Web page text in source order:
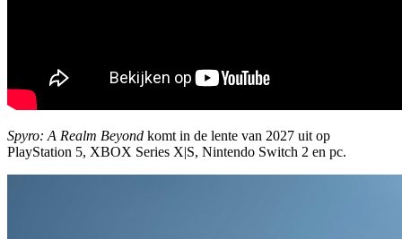
Spyro: A Realm Beyond komt in de lente van 2027 uit op
PlayStation 5, XBOX Series X|S, Nintendo Switch 2 en pc.